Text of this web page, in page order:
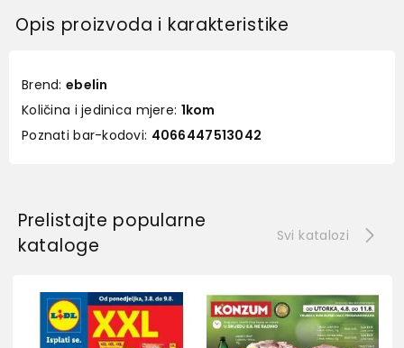
Opis proizvoda i karakteristike
Brend: ebelin
Količina i jedinica mjere: 1kom
Poznati bar-kodovi: 4066447513042
Prelistajte popularne
kataloge
Svi katalozi